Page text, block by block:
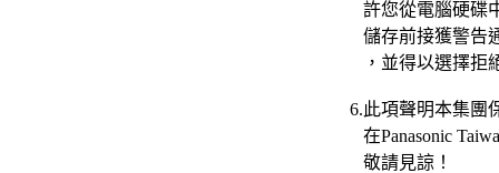
許您從電腦硬碟
儲存前接獲警告通
，並得以選擇拒
6.此項聲明本集團
在Panasonic
敬請見諒！